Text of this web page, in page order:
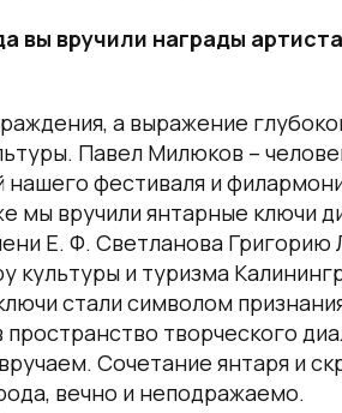
вы вручили награды
а выражение
Павел Милюков –
нашего фестиваля и
мы вручили янтарные ключи
Е. Ф. Светланова
и туризма
стали символом
творческого
Сочетание янтаря и
вечно и неподражаемо.